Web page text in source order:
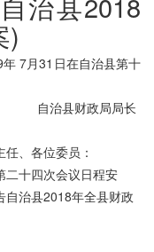
)
自治县第十
局局长
、各位委员：
十四次会议日程安
自治县2018年全县财政